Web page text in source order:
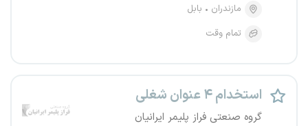
مازندران
بابل
تمام وقت
استخدام ۴ عنوان شغلی
گروه صنعتی فراز پلیمر ایرانیان